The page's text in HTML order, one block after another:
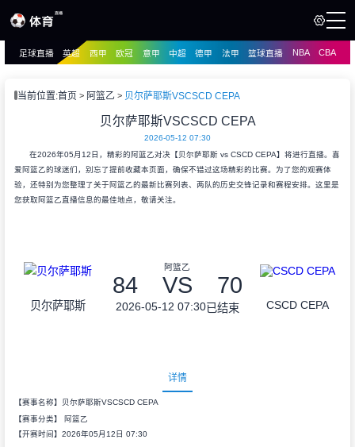
播
足球直播 英超 西甲 欧冠 意甲 中超 德甲 法甲 篮球直播 NBA CBA
当前位置:首页 阿篮乙 贝尔萨耶斯VSCSCD CEPA
贝尔萨耶斯VSCSCD CEPA
2026-05-12 07:30
在2026年05月12日，精彩的阿篮乙对决【贝尔萨耶斯 vs CSCD CEPA】将进行直播。喜
爱阿篮乙的球迷们，别忘了提前收藏本页面，确保不错过这场精彩的比赛。为了您的观赛体
验，还特别为您整理了关于阿篮乙的最新比赛列表、两队的历史交锋记录和赛程安排。这里是
您获取阿篮乙直播信息的最佳地点，敬请关注。
贝尔萨耶斯
阿篮乙
84 VS 70
2026-05-12 07:30已结束 CSCD CEPA
详情
【赛事名称】贝尔萨耶斯VSCSCD CEPA
【赛事分类】 阿篮乙
【开赛时间】2026年05月12日 07:30